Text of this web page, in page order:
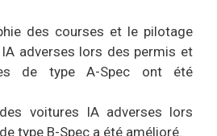
des courses et le pilotage
adverses lors des permis et
de type A-Spec ont été
voitures IA adverses lors
type B-Spec a été amélioré.